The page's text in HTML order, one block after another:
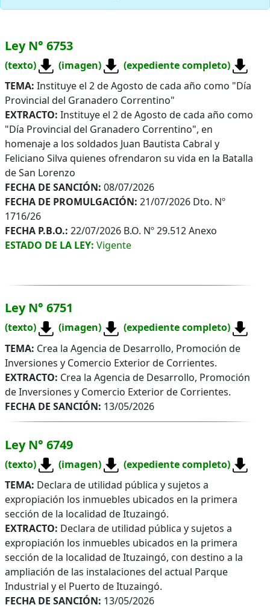
Ley N° 6753
(texto) (imagen)
(expediente completo)
TEMA: Instituye el 2 de Agosto de cada año como "Día
Provincial del Granadero Correntino"
EXTRACTO: Instituye el 2 de Agosto de cada año como
"Día Provincial del Granadero Correntino", en
homenaje a los soldados Juan Bautista Cabral y
Feliciano Silva quienes ofrendaron su vida en la Batalla
de San Lorenzo
FECHA DE SANCIÓN: 08/07/2026
FECHA DE PROMULGACIÓN: 21/07/2026 Dto. Nº
1716/26
FECHA P.B.O.: 22/07/2026 B.O. Nº 29.512 Anexo
ESTADO DE LA LEY: Vigente
Ley N° 6751
(texto) (imagen)
(expediente completo)
TEMA: Crea la Agencia de Desarrollo, Promoción de
Inversiones y Comercio Exterior de Corrientes.
EXTRACTO: Crea la Agencia de Desarrollo, Promoción
de Inversiones y Comercio Exterior de Corrientes.
FECHA DE SANCIÓN: 13/05/2026
Ley N° 6749
(texto) (imagen)
(expediente completo)
TEMA: Declara de utilidad pública y sujetos a
expropiación los inmuebles ubicados en la primera
sección de la localidad de Ituzaingó.
EXTRACTO: Declara de utilidad pública y sujetos a
expropiación los inmuebles ubicados en la primera
sección de la localidad de Ituzaingó, con destino a la
ampliación de las instalaciones del actual Parque
Industrial y el Puerto de Ituzaingó.
FECHA DE SANCIÓN: 13/05/2026